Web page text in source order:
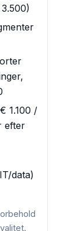
1.100 /
efter
data)